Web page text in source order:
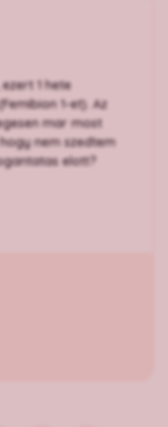
1 hete
1-et). Az
mar most
nem szedtem
elott?